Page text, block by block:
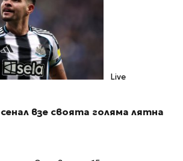
Live
взе своята голяма лятна